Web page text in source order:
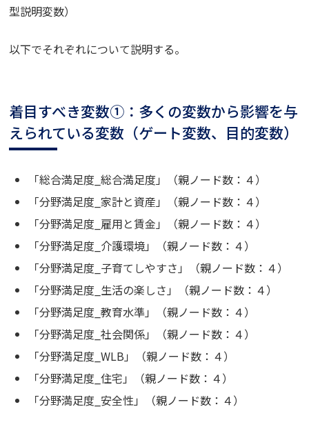
型説明変数）
以下でそれぞれについて説明する。
着目すべき変数①：多くの変数から影響を与
えられている変数（ゲート変数、目的変数）
「総合満足度_総合満足度」（親ノード数：４）
「分野満足度_家計と資産」（親ノード数：４）
「分野満足度_雇用と賃金」（親ノード数：４）
「分野満足度_介護環境」（親ノード数：４）
「分野満足度_子育てしやすさ」（親ノード数：４）
「分野満足度_生活の楽しさ」（親ノード数：４）
「分野満足度_教育水準」（親ノード数：４）
「分野満足度_社会関係」（親ノード数：４）
「分野満足度_WLB」（親ノード数：４）
「分野満足度_住宅」（親ノード数：４）
「分野満足度_安全性」（親ノード数：４）